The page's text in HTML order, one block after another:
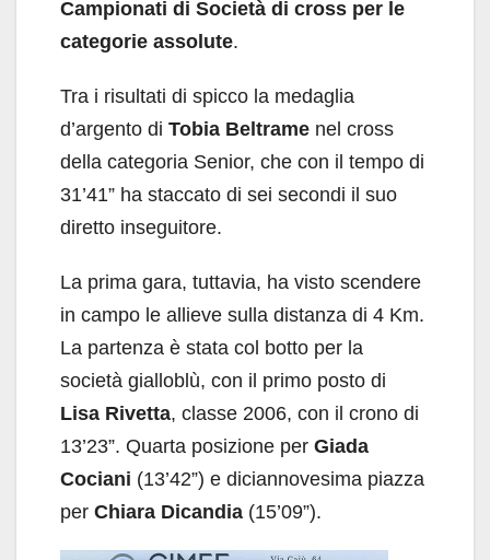
Campionati di Società di cross per le
categorie assolute.
Tra i risultati di spicco la medaglia
d’argento di Tobia Beltrame nel cross
della categoria Senior, che con il tempo di
31’41” ha staccato di sei secondi il suo
diretto inseguitore.
La prima gara, tuttavia, ha visto scendere
in campo le allieve sulla distanza di 4 Km.
La partenza è stata col botto per la
società gialloblù, con il primo posto di
Lisa Rivetta, classe 2006, con il crono di
13’23”. Quarta posizione per Giada
Cociani (13’42”) e diciannovesima piazza
per Chiara Dicandia (15’09”).